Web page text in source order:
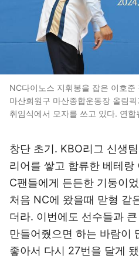
NC다이노스 지휘봉을 잡은 이호
마산회원구 마산종합운동장 올림
취임식에서 모자를 쓰고 있다. 연합
창단 초기. KBO리그 신생
리어를 쌓고 합류한 베테랑
C팬들에게 든든한 기둥이
처음 NC에 왔을때 맏형 같
더라. 이번에도 선수들과
만들어줬으면 하는 바람이
좋아서 다시 27번을 달게